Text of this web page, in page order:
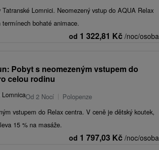
Lomnici. Neomezený vstup do AQUA Relax
bohaté animace.
od 1 322,81 Kč /noc/osoba
Pobyt s neomezeným vstupem do
celou rodinu
LomnicaOd 2 Nocí
Polopenze
vstupem do Relax centra. V ceně je dětský koutek,
15 % na masáže.
od 1 797,03 Kč /noc/osoba